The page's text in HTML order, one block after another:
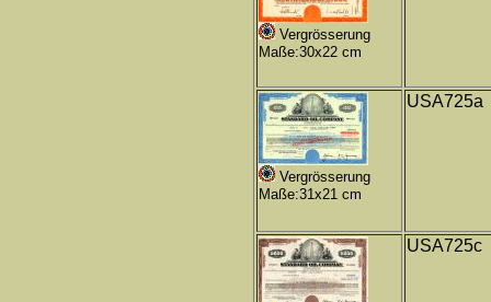
Vergrösserung
Maße:30x22 cm
Vergrösserung
Maße:31x21 cm
USA725a
USA725c